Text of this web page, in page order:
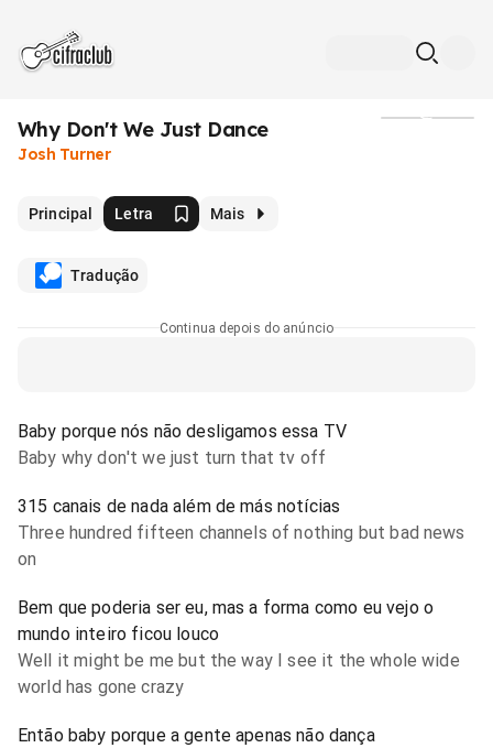
Why Don't We Just Dance
Josh Turner
Principal Letra Mais
Tradução
Continua depois do anúncio
Baby porque nós não desligamos essa TV
Baby why don't we just turn that tv off
315 canais de nada além de más notícias
Three hundred fifteen channels of nothing but bad news
on
Bem que poderia ser eu, mas a forma como eu vejo o
mundo inteiro ficou louco
Well it might be me but the way I see it the whole wide
world has gone crazy
Então baby porque a gente apenas não dança